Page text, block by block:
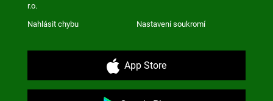
r.o.
Nahlásit chybu Nastavení soukromí
App Store